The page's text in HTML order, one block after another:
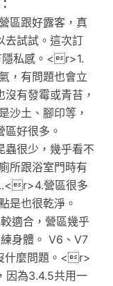
區跟好露客，真
去試試。這次訂
隱私感。<r>1.
，有問題也會立
有發霉或青苔，
沙土、腳印等，
好很多。
很少，幾乎看不
所跟浴室門時有
營區很多
是也很乾淨。
適合，營區幾乎
身體。 V6、V7
什麼問題。<r>
因為3.4.5共用一